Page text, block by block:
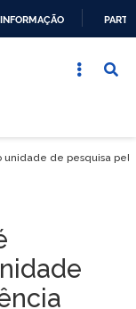
unidade de pesquisa